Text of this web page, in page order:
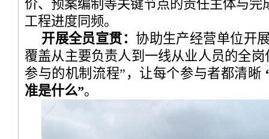
价、预案编制等关键节点的责任主体与完
工程进度同频。
开展全员宣贯： 协助生产经营单位开
覆盖从主要负责人到一线从业人员的全
参与的机制流程”，让每个参与者都清晰
准是什么”。